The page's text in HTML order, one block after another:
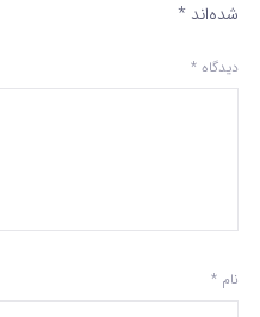
شده‌اند *
دیدگاه *
نام *